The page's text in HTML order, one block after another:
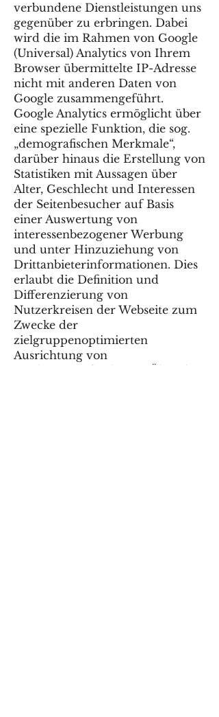
verbundene Dienstleistungen uns
gegenüber zu erbringen. Dabei
wird die im Rahmen von Google
(Universal) Analytics von Ihrem
Browser übermittelte IP-Adresse
nicht mit anderen Daten von
Google zusammengeführt.
Google Analytics ermöglicht über
eine spezielle Funktion, die sog.
„demografischen Merkmale“,
darüber hinaus die Erstellung von
Statistiken mit Aussagen über
Alter, Geschlecht und Interessen
der Seitenbesucher auf Basis
einer Auswertung von
interessenbezogener Werbung
und unter Hinzuziehung von
Drittanbieterinformationen. Dies
erlaubt die Definition und
Differenzierung von
Nutzerkreisen der Webseite zum
Zwecke der
zielgruppenoptimierten
Ausrichtung von